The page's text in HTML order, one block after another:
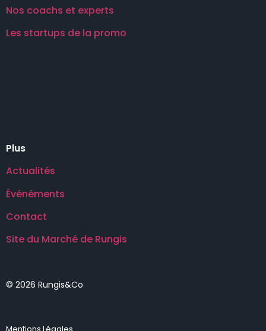
Nos coachs et experts
Les startups de la promo
Plus
Actualités
Événéments
Contact
Site du Marché de Rungis
© 2026 Rungis&Co